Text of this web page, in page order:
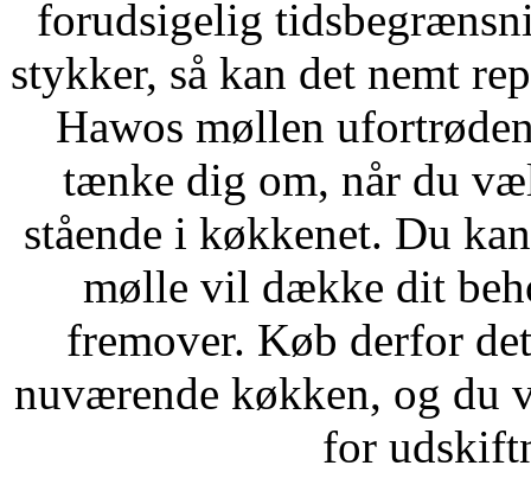
forudsigelig
stykker, så kan det nemt
Hawos møllen
tænke dig om, når du
stående i køkkenet. Du
mølle vil dække dit
fremover. Køb derfor
nuværende køkken, og du
for